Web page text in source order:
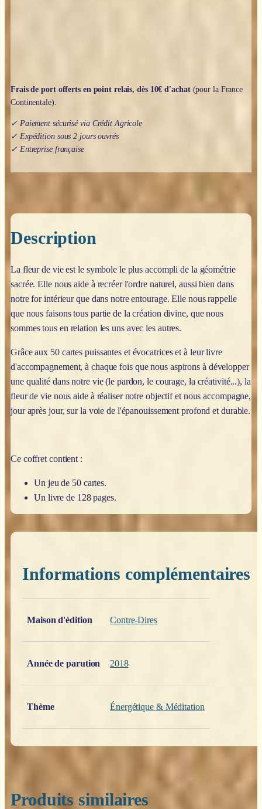
Rauter
Frais de port offerts en point relais, dès 10€ d'achat(pour la France
Continentale).
✓ Paiement sécurisé via Crédit Agricole
✓ Expédition sous 2 jours ouvrés
✓ Entreprise française
Description
La fleur de vie est le symbole le plus accompli de la géométrie
sacrée. Elle nous aide à recréer l'ordre naturel, aussi bien dans
notre for intérieur que dans notre entourage. Elle nous rappelle
que nous faisons tous partie de la création divine, que nous
sommes tous en relation les uns avec les autres.
Grâce aux 50 cartes puissantes et évocatrices et à leur livre
d'accompagnement, à chaque fois que nous aspirons à développer
une qualité dans notre vie (le pardon, le courage, la créativité...), la
fleur de vie nous aide à réaliser notre objectif et nous accompagne,
jour après jour, sur la voie de l'épanouissement profond et durable.
Ce coffret contient :
Un jeu de 50 cartes.
Un livre de 128 pages.
Informations complémentaires
Maison d'édition
Contre-Dires
Année de parution 2018
Thème Énergétique & Méditation
Produits similaires